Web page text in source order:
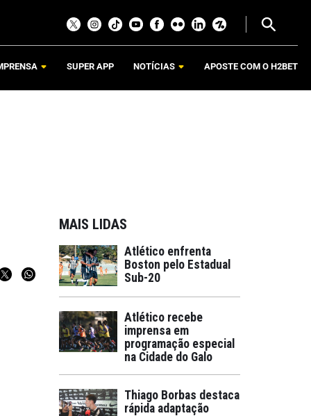
SUPER APP NOTÍCIAS APOSTE COM O H2BET
MAIS LIDAS
Atlético enfrenta
Boston pelo Estadual
Sub-20
Atlético recebe
imprensa em
programação especial
na Cidade do Galo
Thiago Borbas destaca
rápida adaptação